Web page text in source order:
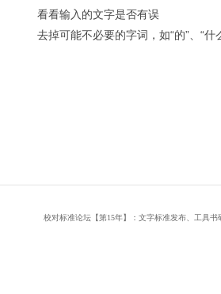
看看输入的文字是否有误
去掉可能不必要的字词，如“的”、“什
校对标准论坛【第15年】：文字标准发布、工具书